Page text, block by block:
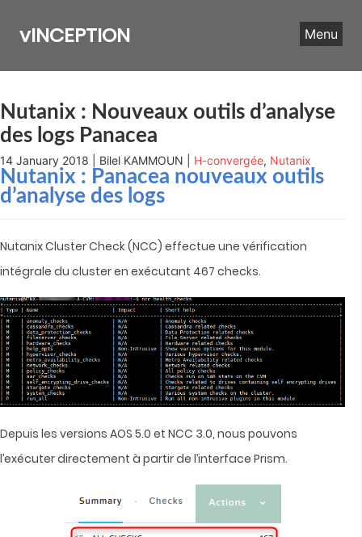
content
vINCEPTION Menu
Nutanix : Nouveaux outils d’analyse
des logs Panacea
14 January 2018 | Bilel KAMMOUN | H-convergée, Nutanix
Nutanix : Panacea nouveaux outils
d’analyse des logs
Nutanix Cluster Check (NCC) effectue une vérification
intégrale du cluster en exécutant 467 checks.
Depuis les versions AOS 5.0 et NCC 3.0, nous pouvons
l’exécuter directement à partir de l’interface Prism.